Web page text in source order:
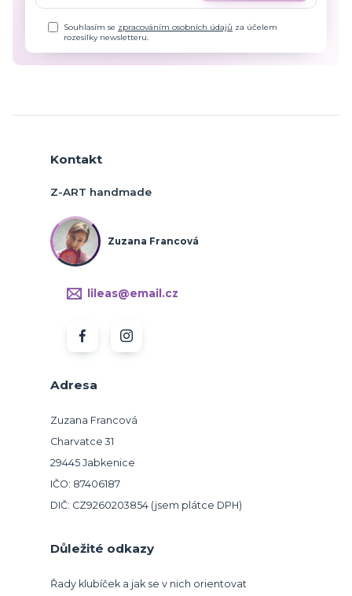
Souhlasím se zpracováním osobních údajů za účelem
rozesílky newsletteru.
Adresa
Zuzana Francová
Charvatce 31
29445 Jabkenice
IČO: 87406187
DIČ: CZ9260203854 (jsem plátce DPH)
Důležité odkazy
Řady klubíček a jak se v nich orientovat
Kontakt
Z-ART handmade
Zuzana Francová
lileas@email.cz